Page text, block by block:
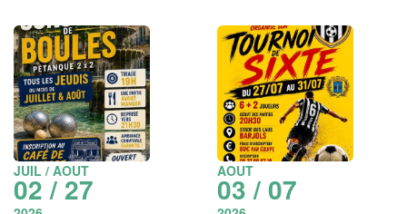
JUIL / AOUT
02 / 27 AOUT
03 / 07